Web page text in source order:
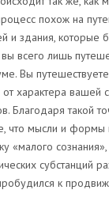
похож на
и здания, которые
всего лишь
Вы
характера
Благодаря такой
что мысли и
«малого
субстанций
к